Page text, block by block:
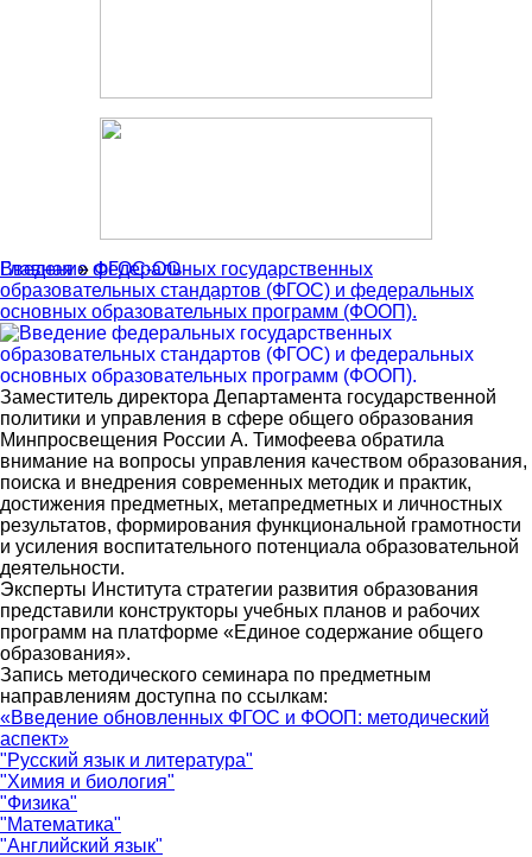
Главная»ФГОС-ОО
Введение федеральных государственных
образовательных стандартов (ФГОС) и федеральных
основных образовательных программ (ФООП).
Заместитель директора Департамента государственной
политики и управления в сфере общего образования
Минпросвещения России А. Тимофеева обратила
внимание на вопросы управления качеством образования,
поиска и внедрения современных методик и практик,
достижения предметных, метапредметных и личностных
результатов, формирования функциональной грамотности
и усиления воспитательного потенциала образовательной
деятельности.
Эксперты Института стратегии развития образования
представили конструкторы учебных планов и рабочих
программ на платформе «Единое содержание общего
образования».
Запись методического семинара по предметным
направлениям доступна по ссылкам:
«Введение обновленных ФГОС и ФООП: методический
аспект»
"Русский язык и литература"
"Химия и биология"
"Физика"
"Математика"
"Английский язык"